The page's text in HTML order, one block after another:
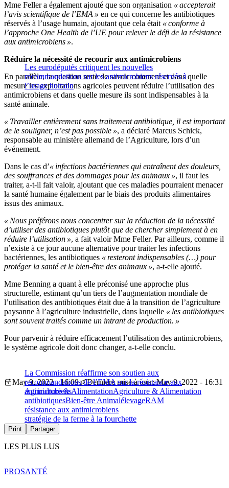
Mme Feller a également ajouté que son organisation « accepterait
l’avis scientifique de l’EMA » en ce qui concerne les antibiotiques
réservés à l’usage humain, ajoutant que cela était « conforme à
l’approche One Health de l’UE pour relever le défi de la résistance
aux antimicrobiens ».
Les eurodéputés critiquent les nouvelles
recommandations sur les antimicrobiens réservés à
l’usage humain
Réduire la nécessité de recourir aux antimicrobiens
En parallèle, la question reste de savoir comment et dans quelle
mesure les exploitations agricoles peuvent réduire l’utilisation des
antimicrobiens et dans quelle mesure ils sont indispensables à la
santé animale.
« Travailler entièrement sans traitement antibiotique, il est important
de le souligner, n’est pas possible », a déclaré Marcus Schick,
responsable au ministère allemand de l’Agriculture, lors d’un
événement.
Dans le cas d’« infections bactériennes qui entraînent des douleurs,
des souffrances et des dommages pour les animaux », il faut les
traiter, a-t-il fait valoir, ajoutant que ces maladies pourraient menacer
la santé humaine également par le biais des produits alimentaires
issus des animaux.
« Nous préférons nous concentrer sur la réduction de la nécessité
d’utiliser des antibiotiques plutôt que de chercher simplement à en
réduire l’utilisation », a fait valoir Mme Feller. Par ailleurs, comme il
n’existe à ce jour aucune alternative pour traiter les infections
bactériennes, les antibiotiques « resteront indispensables (…) pour
protéger la santé et le bien-être des animaux », a-t-elle ajouté.
Mme Benning a quant à elle préconisé une approche plus
structurelle, estimant qu’un tiers de l’augmentation mondiale de
l’utilisation des antibiotiques était due à la transition de l’agriculture
paysanne à l’agriculture industrielle, dans laquelle « les antibiotiques
sont souvent traités comme un intrant de production. »
Pour parvenir à réduire efficacement l’utilisation des antimicrobiens,
le système agricole doit donc changer, a-t-elle conclu.
La Commission réaffirme son soutien aux
recommandations de l’EMA sur la résistance aux
antimicrobiens
May 9, 2022 - 16:09
Dernière mise à jour: May 9, 2022 - 16:31
Agriculture & AlimentationAgriculture & Alimentation
antibiotiquesBien-être AnimalélevageRAM
résistance aux antimicrobiens
stratégie de la ferme à la fourchette
Print Partager
LES PLUS LUS
PROSANTÉ